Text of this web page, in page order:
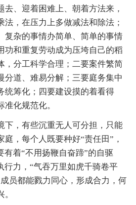
去、迎着困难上、朝着方法来，
法，在压力上多做减法和除法；
复杂的事情办简单、简单的事情
功和重复劳动成为压垮自己的稻
，分工科学合理；二要案件繁简
分道、难易分解；三要庭务集中
统筹化；四要建设摸的着看得
准化规范化。
，有些沉重无人可分担，只能
，每个人既要种好“责任田”，
有着“不用扬鞭自奋蹄”的自驱
行力，“气吞万里如虎千骑卷平
员都能戮力同心，形成合力，何